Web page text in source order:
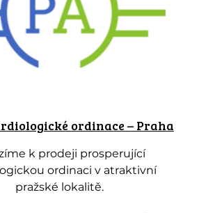
ordinace – Praha
k prodeji prosperující
ordinaci v atraktivní
pražské lokalitě.